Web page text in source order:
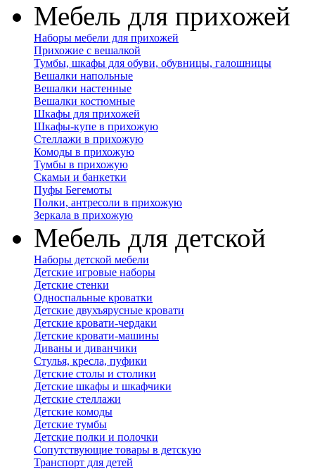
Мебель для прихожей
Наборы мебели для прихожей
Прихожие с вешалкой
Тумбы, шкафы для обуви, обувницы, галошницы
Вешалки напольные
Вешалки настенные
Вешалки костюмные
Шкафы для прихожей
Шкафы-купе в прихожую
Стеллажи в прихожую
Комоды в прихожую
Тумбы в прихожую
Скамьи и банкетки
Пуфы Бегемоты
Полки, антресоли в прихожую
Зеркала в прихожую
Мебель для детской
Наборы детской мебели
Детские игровые наборы
Детские стенки
Односпальные кроватки
Детские двухъярусные кровати
Детские кровати-чердаки
Детские кровати-машины
Диваны и диванчики
Стулья, кресла, пуфики
Детские столы и столики
Детские шкафы и шкафчики
Детские стеллажи
Детские комоды
Детские тумбы
Детские полки и полочки
Сопутствующие товары в детскую
Транспорт для детей